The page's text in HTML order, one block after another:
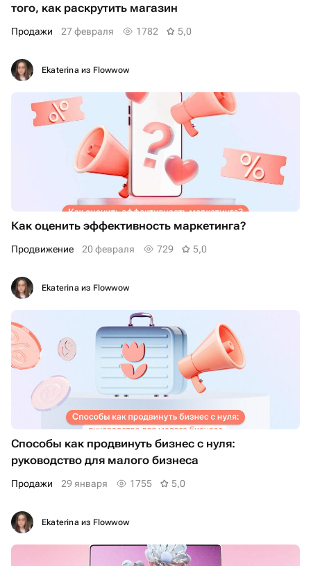
того, как раскрутить магазин
продажи 27 февраля 1782 5,0
Ekaterina из Flowwow
Как оценить эффективность маркетинга?
Продвижение 20 февраля 729 5,0
Ekaterina из Flowwow
Способы как продвинуть бизнес с нуля:
руководство для малого бизнеса
продажи 29 января 1755 5,0
Ekaterina из Flowwow